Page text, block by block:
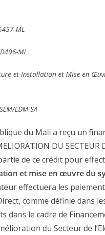
ML
ML
Installation et Mise en Œuvre
SA
du Mali a reçu un
DU SECTEUR
de ce crédit pour
et mise en œuvre du
effectuera les
comme définie dans
dans le cadre de
du Secteur de